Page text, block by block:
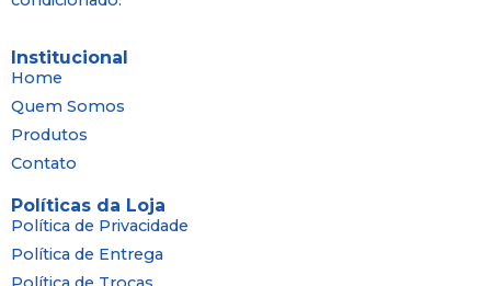
Institucional
Home
Quem Somos
Produtos
Contato
Políticas da Loja
Política de Privacidade
Política de Entrega